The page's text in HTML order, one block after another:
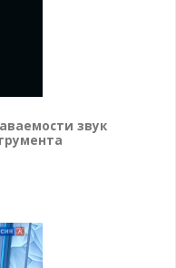
звук